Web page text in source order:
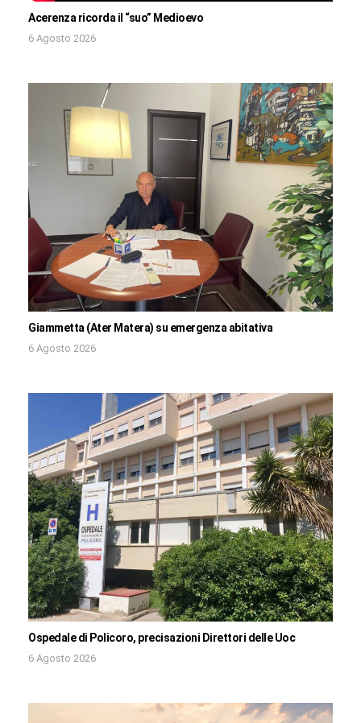
Acerenza ricorda il “suo” Medioevo
6 Agosto 2026
Giammetta (Ater Matera) su emergenza abitativa
6 Agosto 2026
Ospedale di Policoro, precisazioni Direttori delle Uoc
6 Agosto 2026